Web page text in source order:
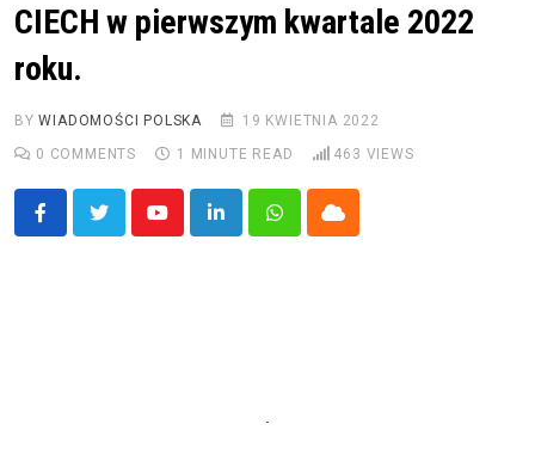
CIECH w pierwszym kwartale 2022
roku.
BYWIADOMOŚCI POLSKA
19 KWIETNIA 2022
0 COMMENTS 1 MINUTE READ 463 VIEWS
YoutubeLinkedInWhatsappCloud